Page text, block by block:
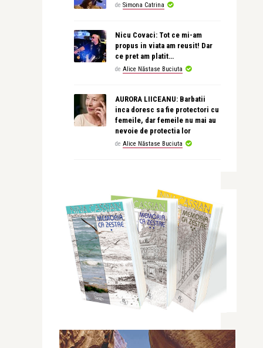
de Simona Catrina
Nicu Covaci: Tot ce mi-am
propus in viata am reusit! Dar
ce pret am platit…
de Alice Năstase Buciuta
AURORA LIICEANU: Barbatii
inca doresc sa fie protectori cu
femeile, dar femeile nu mai au
nevoie de protectia lor
de Alice Năstase Buciuta